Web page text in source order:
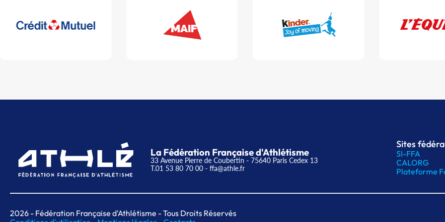
La Fédération Française d'Athlétisme
33 Avenue Pierre de Coubertin - 75640 Paris Cedex 13
T.01 53 80 70 00 - ffa@athle.fr
Sites
SI-FFA
CALORG
Plateforme
2026 - Fédération Française d'Athlétisme - Tous Droits Réservés